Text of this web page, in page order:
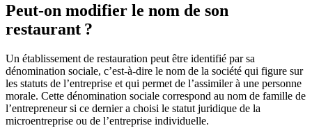
Peut-on modifier le nom de son
restaurant ?
Un établissement de restauration peut être identifié par sa
dénomination sociale, c’est-à-dire le nom de la société qui figure sur
les statuts de l’entreprise et qui permet de l’assimiler à une personne
morale. Cette dénomination sociale correspond au nom de famille de
l’entrepreneur si ce dernier a choisi le statut juridique de la
microentreprise ou de l’entreprise individuelle.